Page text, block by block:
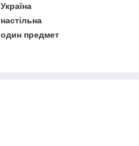
Україна
настільна
один предмет